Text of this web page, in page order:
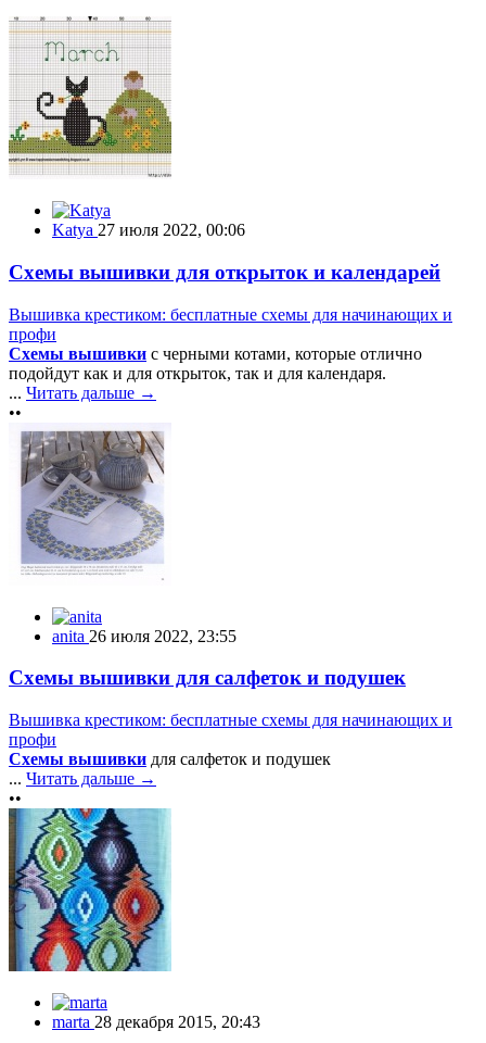
Katya 27 июля 2022, 00:06
Схемы вышивки для открыток и календарей
Вышивка крестиком: бесплатные схемы для начинающих и
профи
Схемы вышивки с черными котами, которые отлично
подойдут как и для открыток, так и для календаря.
... Читать дальше →
••
anita 26 июля 2022, 23:55
Схемы вышивки для салфеток и подушек
Вышивка крестиком: бесплатные схемы для начинающих и
профи
Схемы вышивки для салфеток и подушек
... Читать дальше →
••
marta 28 декабря 2015, 20:43